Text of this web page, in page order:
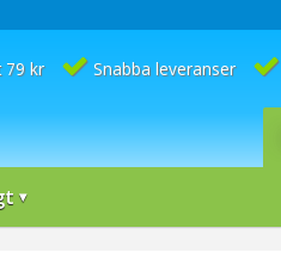
79 kr Snabba leveranser